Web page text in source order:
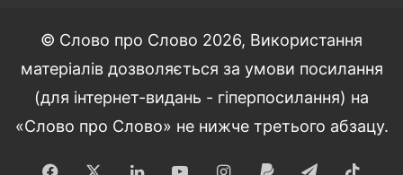
© Слово про Слово 2026, Використання
матеріалів дозволяється за умови посилання
(для інтернет-видань - гіперпосилання) на
«Слово про Слово» не нижче третього абзацу.
Facebook LinkedInYouTubeInstagram
Paypal Telegram